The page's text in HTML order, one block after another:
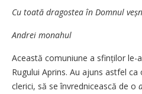
Cu toată dragostea în Domnul
Andrei monahul
Această comuniune a sfinților
Rugului Aprins. Au ajuns astfel
clerici, să se învrednicească de o